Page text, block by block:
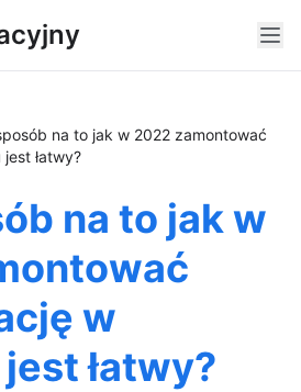
na to jak w 2022 zamontować
łatwy?
na to jak w
w
łatwy?